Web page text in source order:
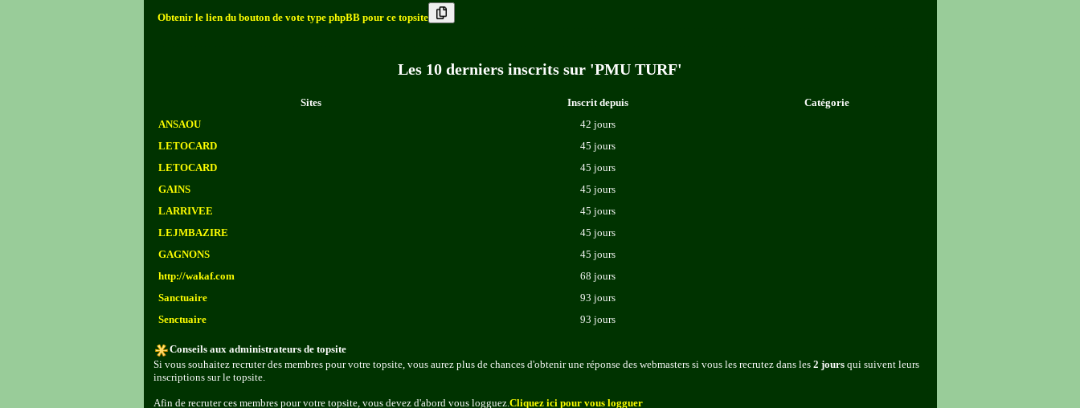
Obtenir le lien du bouton de vote type phpBB pour ce topsite
Les 10 derniers inscrits sur 'PMU TURF'
Sites Inscrit depuis
Catégorie
ANSAOU
42 jours
LETOCARD
45 jours
LETOCARD
45 jours
GAINS
45 jours
LARRIVEE
45 jours
LEJMBAZIRE
45 jours
GAGNONS
45 jours
http://wakaf.com
68 jours
Sanctuaire
93 jours
Senctuaire
93 jours
Conseils aux administrateurs de topsite
Si vous souhaitez recruter des membres pour votre topsite, vous aurez plus de chances d'obtenir une réponse des webmasters si vous les recrutez dans les 2 joursqui suivent leurs
inscriptions sur le topsite.
Afin de recruter ces membres pour votre topsite, vous devez d'abord vous logguez. Cliquez ici pour vous logguer